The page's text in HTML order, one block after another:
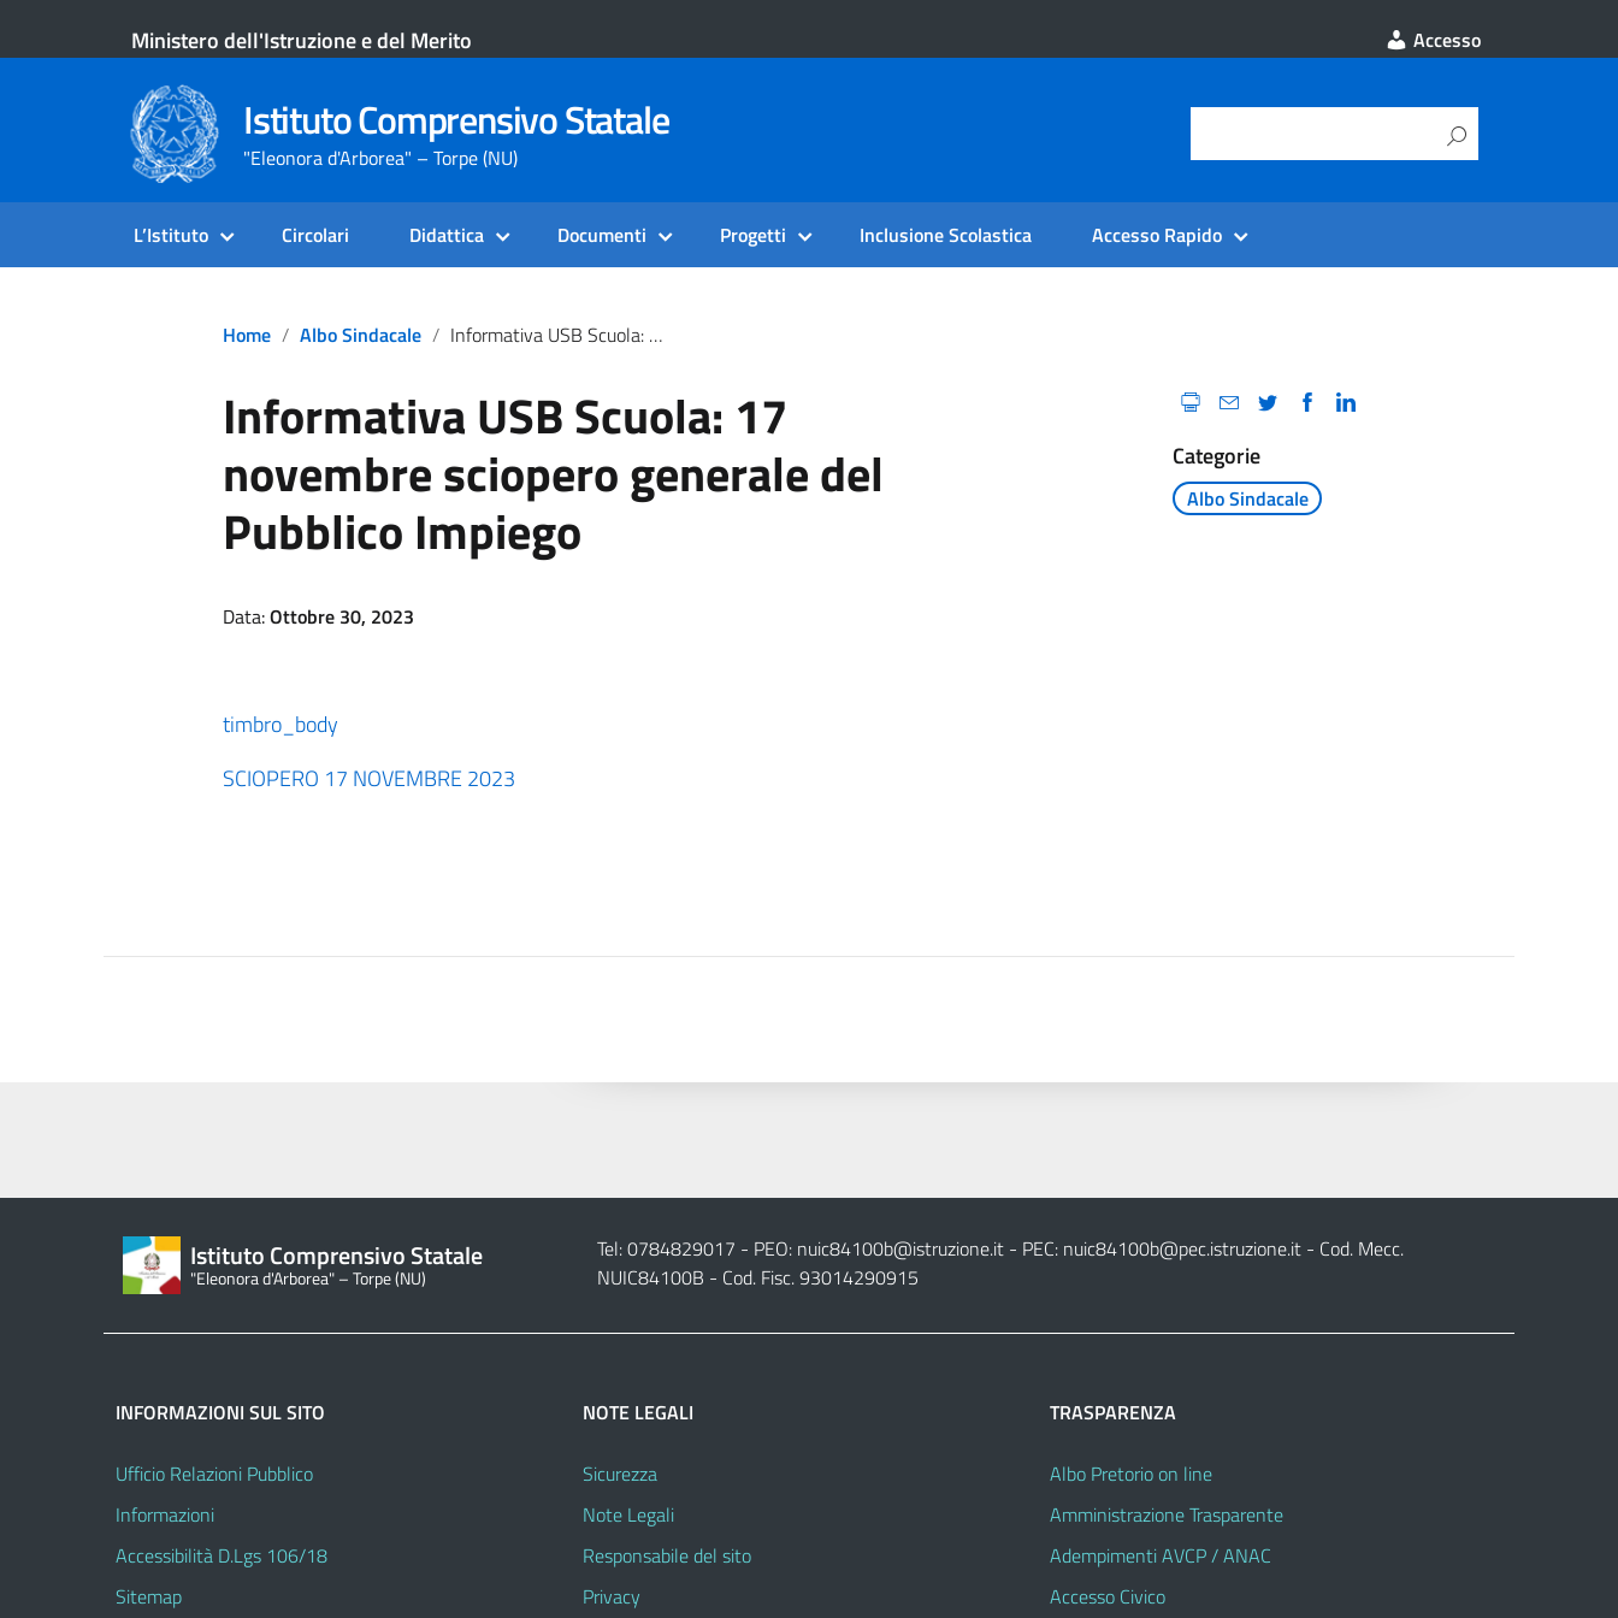
Ministero dell'Istruzione e del Merito Accesso
Istituto Comprensivo Statale
"Eleonora d'Arborea" – Torpe (NU)
L’Istituto Circolari Didattica Documenti Progetti Inclusione Scolastica Accesso Rapido
Home Albo Sindacale Informativa USB Scuola: 17 Novembre Sciopero Generale Del Pubblico Impiego
Informativa USB Scuola: 17
novembre sciopero generale del
Pubblico Impiego
Categorie
Albo Sindacale
Data:Ottobre 30, 2023
timbro_body
SCIOPERO 17 NOVEMBRE 2023
Istituto Comprensivo Statale
"Eleonora d'Arborea" – Torpe (NU)
Tel: 0784829017 - PEO: nuic84100b@istruzione.it- PEC: nuic84100b@pec.istruzione.it- Cod. Mecc.
NUIC84100B - Cod. Fisc. 93014290915
INFORMAZIONI SUL SITO
Ufficio Relazioni Pubblico
Informazioni
Accessibilità D.Lgs 106/18
Sitemap
NOTE LEGALI
Sicurezza
Note Legali
Responsabile del sito
Privacy
TRASPARENZA
Albo Pretorio on line
Amministrazione Trasparente
Adempimenti AVCP / ANAC
Accesso Civico